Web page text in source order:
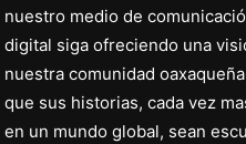
nuestro medio de
digital siga ofreciendo una
nuestra comunidad
que sus historias, cada vez
en un mundo global, sean